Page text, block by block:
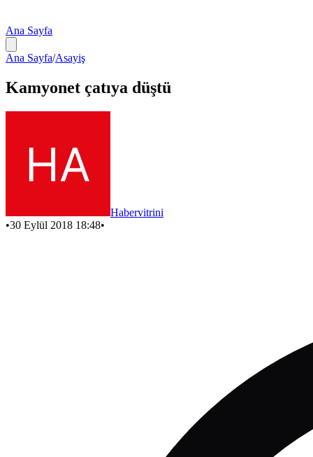
Ana Sayfa
Ana Sayfa/Asayiş
Kamyonet çatıya düştü
Habervitrini
•30 Eylül 2018 18:48•